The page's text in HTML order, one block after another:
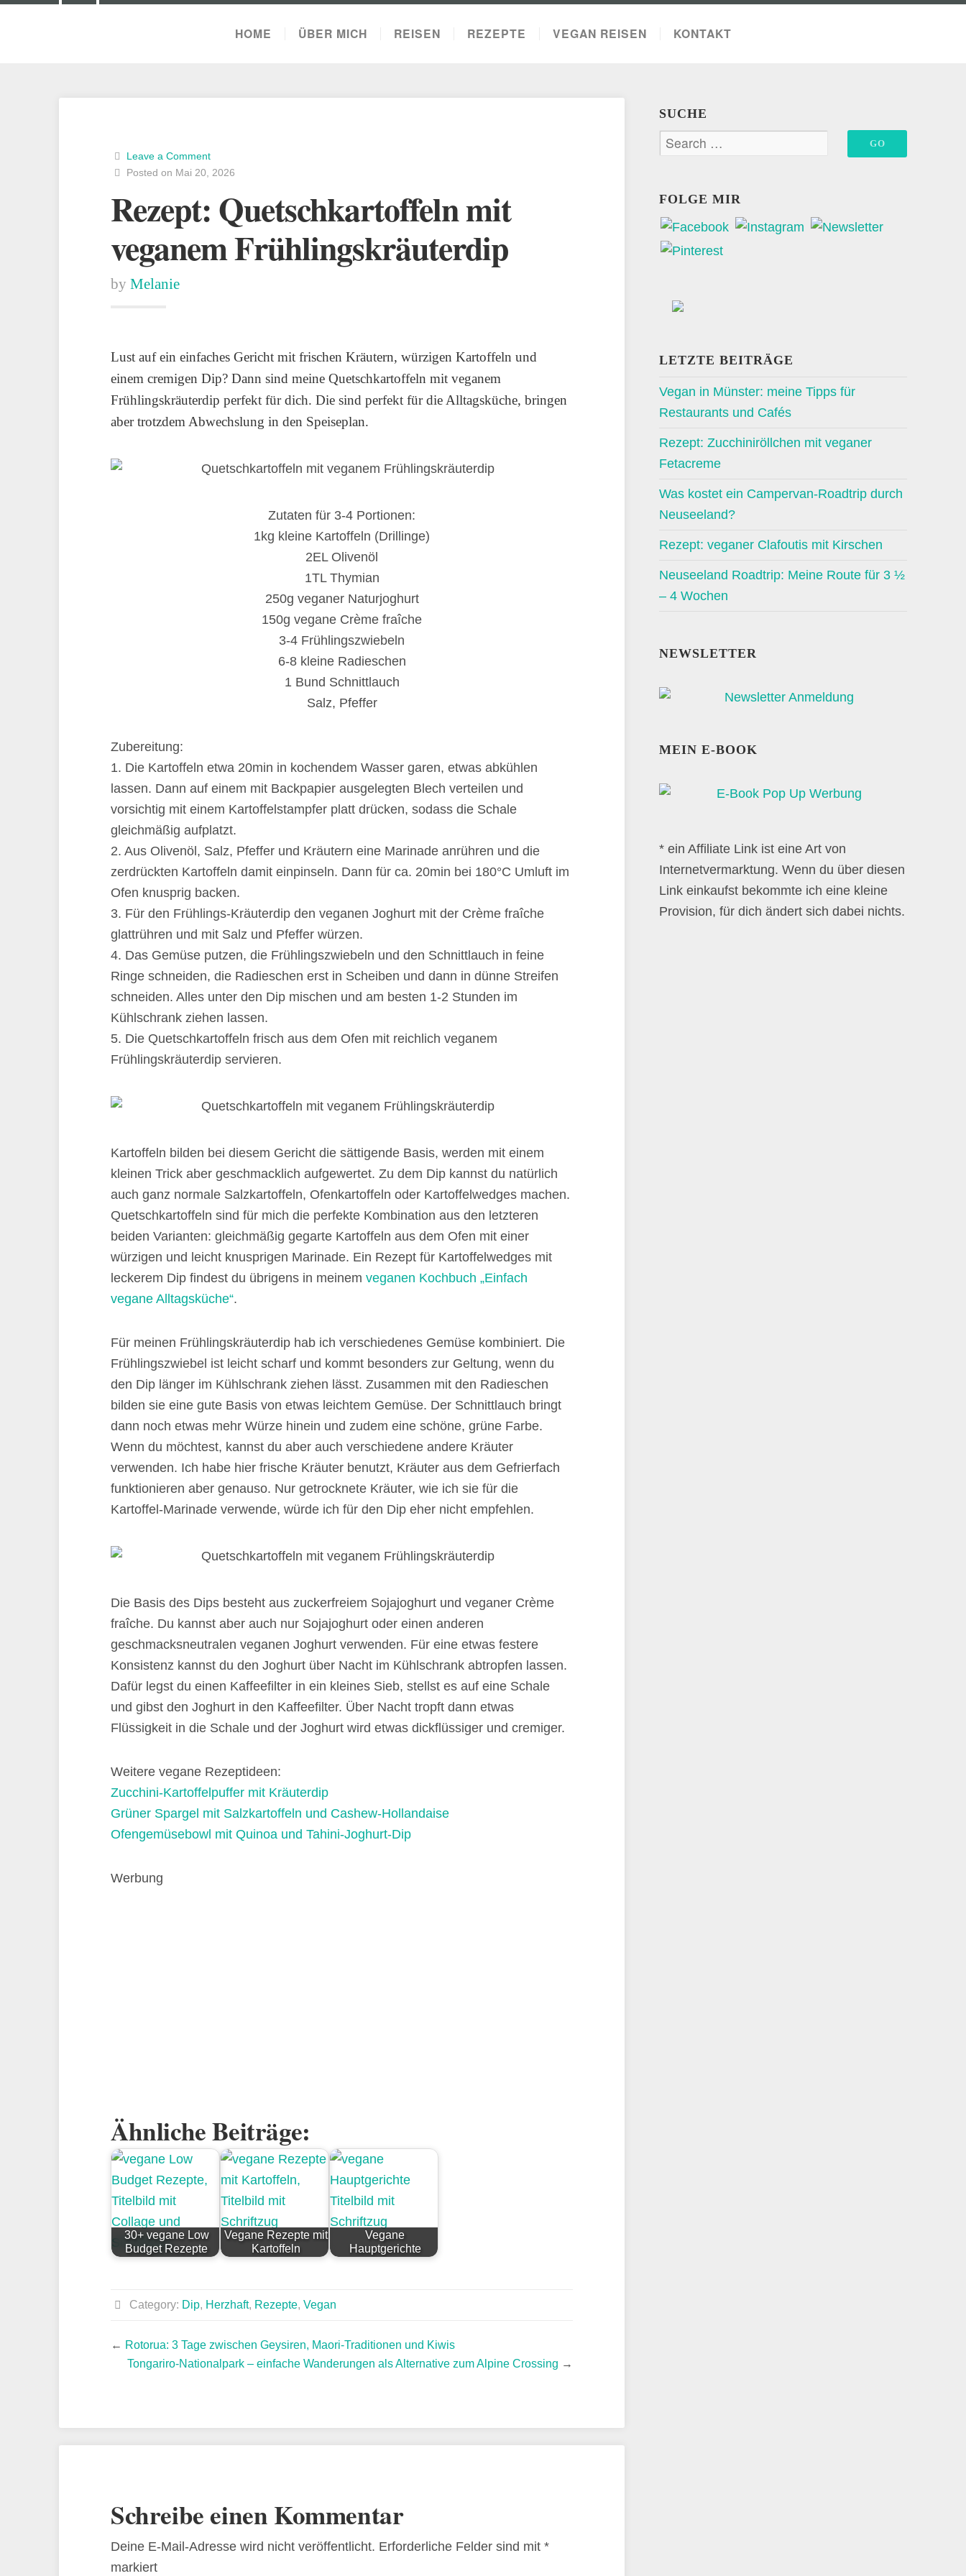
HOME ÜBER MICH REISEN REZEPTE VEGAN REISEN KONTAKT
Leave a Comment
Posted on Mai 20, 2026
Rezept: Quetschkartoffeln mit
veganem Frühlingskräuterdip
by Melanie
Lust auf ein einfaches Gericht mit frischen Kräutern, würzigen Kartoffeln und
einem cremigen Dip? Dann sind meine Quetschkartoffeln mit veganem
Frühlingskräuterdip perfekt für dich. Die sind perfekt für die Alltagsküche, bringen
aber trotzdem Abwechslung in den Speiseplan.
Zutaten für 3-4 Portionen:
1kg kleine Kartoffeln (Drillinge)
2EL Olivenöl
1TL Thymian
250g veganer Naturjoghurt
150g vegane Crème fraîche
3-4 Frühlingszwiebeln
6-8 kleine Radieschen
1 Bund Schnittlauch
Salz, Pfeffer
Zubereitung:
1. Die Kartoffeln etwa 20min in kochendem Wasser garen, etwas abkühlen
lassen. Dann auf einem mit Backpapier ausgelegten Blech verteilen und
vorsichtig mit einem Kartoffelstampfer platt drücken, sodass die Schale
gleichmäßig aufplatzt.
2. Aus Olivenöl, Salz, Pfeffer und Kräutern eine Marinade anrühren und die
zerdrückten Kartoffeln damit einpinseln. Dann für ca. 20min bei 180°C Umluft im
Ofen knusprig backen.
3. Für den Frühlings-Kräuterdip den veganen Joghurt mit der Crème fraîche
glattrühren und mit Salz und Pfeffer würzen.
4. Das Gemüse putzen, die Frühlingszwiebeln und den Schnittlauch in feine
Ringe schneiden, die Radieschen erst in Scheiben und dann in dünne Streifen
schneiden. Alles unter den Dip mischen und am besten 1-2 Stunden im
Kühlschrank ziehen lassen.
5. Die Quetschkartoffeln frisch aus dem Ofen mit reichlich veganem
Frühlingskräuterdip servieren.
Kartoffeln bilden bei diesem Gericht die sättigende Basis, werden mit einem
kleinen Trick aber geschmacklich aufgewertet. Zu dem Dip kannst du natürlich
auch ganz normale Salzkartoffeln, Ofenkartoffeln oder Kartoffelwedges machen.
Quetschkartoffeln sind für mich die perfekte Kombination aus den letzteren
beiden Varianten: gleichmäßig gegarte Kartoffeln aus dem Ofen mit einer
würzigen und leicht knusprigen Marinade. Ein Rezept für Kartoffelwedges mit
leckerem Dip findest du übrigens in meinem veganen Kochbuch „Einfach
vegane Alltagsküche“.
Für meinen Frühlingskräuterdip hab ich verschiedenes Gemüse kombiniert. Die
Frühlingszwiebel ist leicht scharf und kommt besonders zur Geltung, wenn du
den Dip länger im Kühlschrank ziehen lässt. Zusammen mit den Radieschen
bilden sie eine gute Basis von etwas leichtem Gemüse. Der Schnittlauch bringt
dann noch etwas mehr Würze hinein und zudem eine schöne, grüne Farbe.
Wenn du möchtest, kannst du aber auch verschiedene andere Kräuter
verwenden. Ich habe hier frische Kräuter benutzt, Kräuter aus dem Gefrierfach
funktionieren aber genauso. Nur getrocknete Kräuter, wie ich sie für die
Kartoffel-Marinade verwende, würde ich für den Dip eher nicht empfehlen.
Die Basis des Dips besteht aus zuckerfreiem Sojajoghurt und veganer Crème
fraîche. Du kannst aber auch nur Sojajoghurt oder einen anderen
geschmacksneutralen veganen Joghurt verwenden. Für eine etwas festere
Konsistenz kannst du den Joghurt über Nacht im Kühlschrank abtropfen lassen.
Dafür legst du einen Kaffeefilter in ein kleines Sieb, stellst es auf eine Schale
und gibst den Joghurt in den Kaffeefilter. Über Nacht tropft dann etwas
Flüssigkeit in die Schale und der Joghurt wird etwas dickflüssiger und cremiger.
Weitere vegane Rezeptideen:
Zucchini-Kartoffelpuffer mit Kräuterdip
Grüner Spargel mit Salzkartoffeln und Cashew-Hollandaise
Ofengemüsebowl mit Quinoa und Tahini-Joghurt-Dip
Werbung
Ähnliche Beiträge:
30+ vegane Low
Budget Rezepte
Vegane Rezepte mit
Kartoffeln
Vegane
Hauptgerichte
Category: Dip, Herzhaft, Rezepte, Vegan
← Rotorua: 3 Tage zwischen Geysiren, Maori-Traditionen und Kiwis
Tongariro-Nationalpark – einfache Wanderungen als Alternative zum Alpine Crossing →
Schreibe einen Kommentar
Deine E-Mail-Adresse wird nicht veröffentlicht. Erforderliche Felder sind mit *
markiert
SUCHE
FOLGE MIR
LETZTE BEITRÄGE
Vegan in Münster: meine Tipps für
Restaurants und Cafés
Rezept: Zucchiniröllchen mit veganer
Fetacreme
Was kostet ein Campervan-Roadtrip durch
Neuseeland?
Rezept: veganer Clafoutis mit Kirschen
Neuseeland Roadtrip: Meine Route für 3 ½
– 4 Wochen
NEWSLETTER
MEIN E-BOOK
* ein Affiliate Link ist eine Art von
Internetvermarktung. Wenn du über diesen
Link einkaufst bekommte ich eine kleine
Provision, für dich ändert sich dabei nichts.